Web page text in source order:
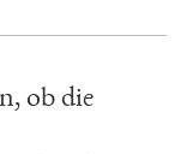
ob die